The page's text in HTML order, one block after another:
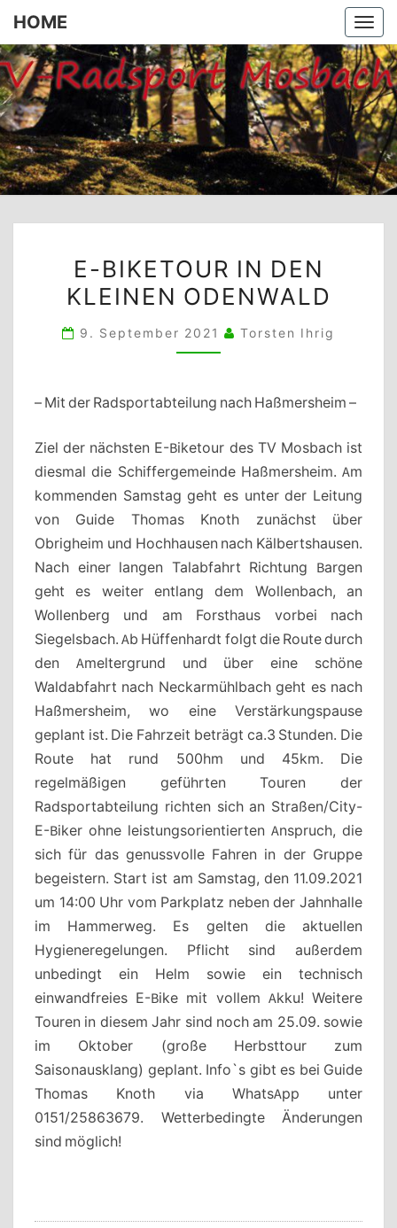
HOME
HOME
BIKETOUR
IN
KLEINEN
E-BIKETOUR IN DEN
KLEINEN ODENWALD
9. September 2021 Torsten Ihrig
– Mit der Radsportabteilung nach Haßmersheim –
Ziel der nächsten E-Biketour des TV Mosbach ist
diesmal die Schiffergemeinde Haßmersheim. Am
kommenden Samstag geht es unter der Leitung
von Guide Thomas Knoth zunächst über
Obrigheim und Hochhausen nach Kälbertshausen.
Nach einer langen Talabfahrt Richtung Bargen
geht es weiter entlang dem Wollenbach, an
Wollenberg und am Forsthaus vorbei nach
Siegelsbach. Ab Hüffenhardt folgt die Route durch
den Ameltergrund und über eine schöne
Waldabfahrt nach Neckarmühlbach geht es nach
Haßmersheim, wo eine Verstärkungspause
geplant ist. Die Fahrzeit beträgt ca.3 Stunden. Die
Route hat rund 500hm und 45km. Die
regelmäßigen geführten Touren der
Radsportabteilung richten sich an Straßen/City-
E-Biker ohne leistungsorientierten Anspruch, die
sich für das genussvolle Fahren in der Gruppe
begeistern. Start ist am Samstag, den 11.09.2021
um 14:00 Uhr vom Parkplatz neben der Jahnhalle
im Hammerweg. Es gelten die aktuellen
Hygieneregelungen. Pflicht sind außerdem
unbedingt ein Helm sowie ein technisch
einwandfreies E-Bike mit vollem Akku! Weitere
Touren in diesem Jahr sind noch am 25.09. sowie
im Oktober (große Herbsttour zum
Saisonausklang) geplant. Info`s gibt es bei Guide
Thomas Knoth via WhatsApp unter
0151/25863679. Wetterbedingte Änderungen
sind möglich!